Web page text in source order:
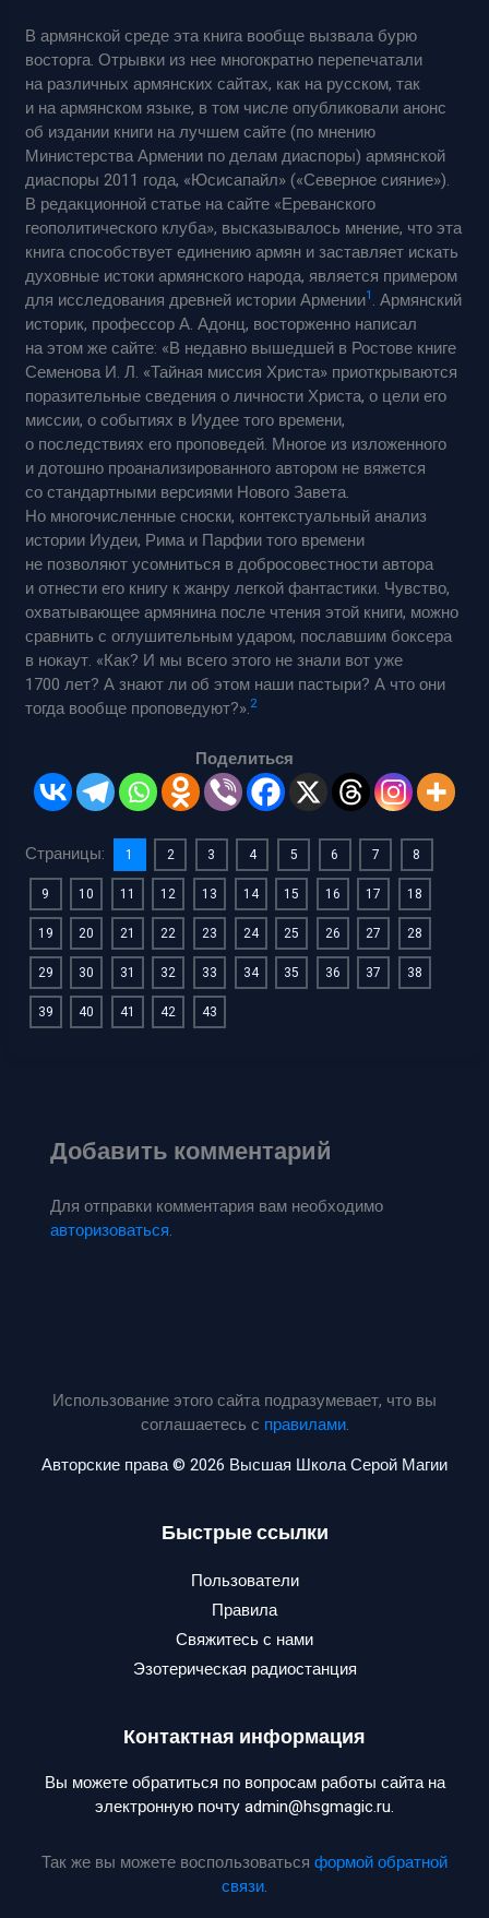
В армянской среде эта книга вообще вызвала бурю
восторга. Отрывки из нее многократно перепечатали
на различных армянских сайтах, как на русском, так
и на армянском языке, в том числе опубликовали анонс
об издании книги на лучшем сайте (по мнению
Министерства Армении по делам диаспоры) армянской
диаспоры 2011 года, «Юсисапайл» («Северное сияние»).
В редакционной статье на сайте «Ереванского
геополитического клуба», высказывалось мнение, что эта
книга способствует единению армян и заставляет искать
духовные истоки армянского народа, является примером
для исследования древней истории Армении1. Армянский
историк, профессор А. Адонц, восторженно написал
на этом же сайте: «В недавно вышедшей в Ростове книге
Семенова И. Л. «Тайная миссия Христа» приоткрываются
поразительные сведения о личности Христа, о цели его
миссии, о событиях в Иудее того времени,
о последствиях его проповедей. Многое из изложенного
и дотошно проанализированного автором не вяжется
со стандартными версиями Нового Завета.
Но многочисленные сноски, контекстуальный анализ
истории Иудеи, Рима и Парфии того времени
не позволяют усомниться в добросовестности автора
и отнести его книгу к жанру легкой фантастики. Чувство,
охватывающее армянина после чтения этой книги, можно
сравнить с оглушительным ударом, пославшим боксера
в нокаут. «Как? И мы всего этого не знали вот уже
1700 лет? А знают ли об этом наши пастыри? А что они
тогда вообще проповедуют?».2
Поделиться
Страницы: 1 2 3 4 5 6 7
8
9
10 11 12 13 14 15 16 17
18
19
20 21 22 23 24 25 26 27
28
29
30 31 32 33 34 35 36 37
38
39
40 41 42 43
Добавить комментарий
Для отправки комментария вам необходимо
авторизоваться.
Использование этого сайта подразумевает, что вы
соглашаетесь с правилами.
Авторские права © 2026 Высшая Школа Серой Магии
Быстрые ссылки
Пользователи
Правила
Свяжитесь с нами
Эзотерическая радиостанция
Контактная информация
Вы можете обратиться по вопросам работы сайта на
электронную почту admin@hsgmagic.ru.
Так же вы можете воспользоваться формой обратной
связи.